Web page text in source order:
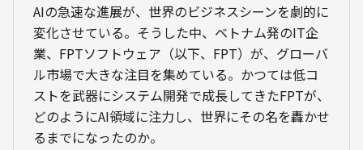
AIの急速な進展が、世界のビジネスシーンを劇的に
変化させている。そうした中、ベトナム発のIT企
業、FPTソフトウェア（以下、FPT）が、グローバ
ル市場で大きな注目を集めている。かつては低コ
ストを武器にシステム開発で成長してきたFPTが、
どのようにAI領域に注力し、世界にその名を轟かせ
るまでになったのか。